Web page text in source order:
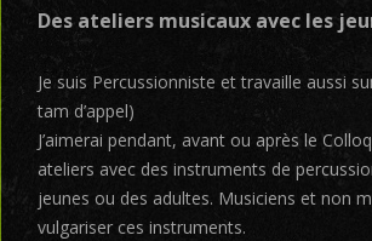
Des ateliers musicaux avec les
Je suis Percussionniste et travaille aussi
tam d’appel)
J’aimerai pendant, avant ou après le
ateliers avec des instruments de
jeunes ou des adultes. Musiciens et non
vulgariser ces instruments.